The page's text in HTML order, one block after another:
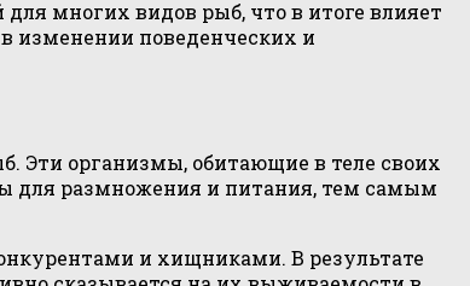
многих видов рыб, что в итоге влияет
изменении поведенческих и
Эти организмы, обитающие в теле своих
для размножения и питания, тем самым
и хищниками. В результате